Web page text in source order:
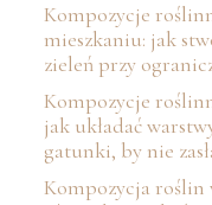
Kompozycje
mieszkaniu: jak
zieleń przy
Kompozycje
jak układać
gatunki, by nie
Kompozycja roślin